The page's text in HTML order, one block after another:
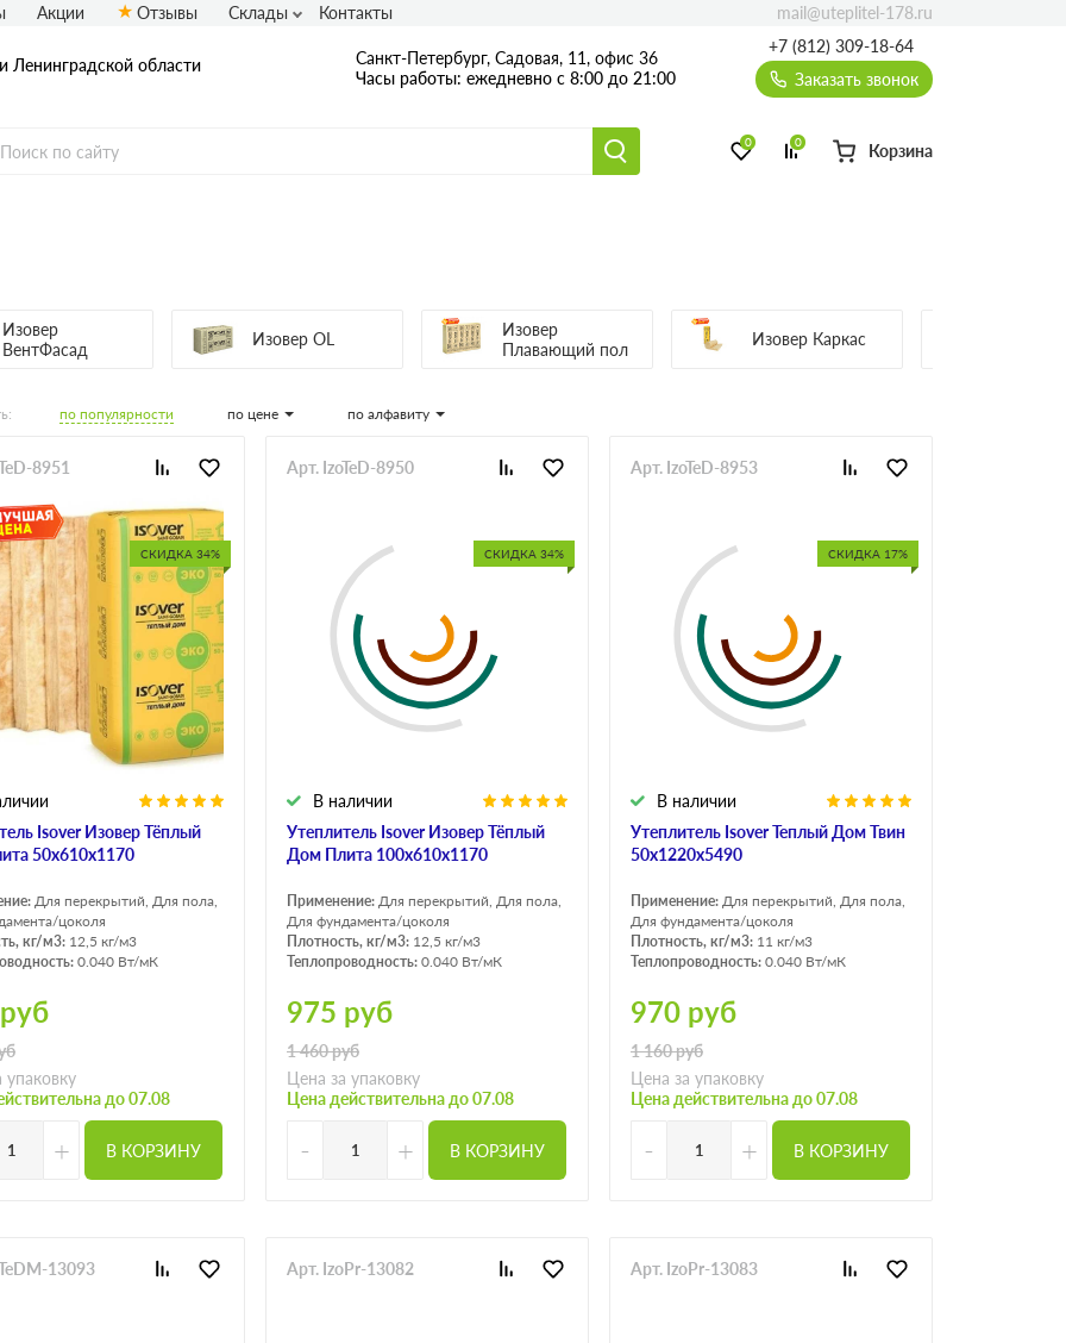
Ленинградской области
Санкт-Петербург, Садовая, 11, офис 36
Часы работы: ежедневно с 8:00 до 21:00
+7 (812) 309-18-64
Заказать звонок
0 0 Корзина
Акции Отзывы Склады Контакты mail@uteplitel-178.ru
Изовер
ВентФасад
Изовер OL
Изовер
Плавающий пол
Изовер Каркас
по популярности по цене по алфавиту
СКИДКА 34%
Isover Изовер Тёплый
50х610х1170
8951
Для перекрытий, Для пола,
цоколя
кг/м3: 12,5 кг/м3
0.040 Вт/мК
руб
упаковку
до 07.08
+ В КОРЗИНУ
СКИДКА 34%
Утеплитель Isover Изовер Тёплый
Дом Плита 100х610х1170
В наличии
Арт. IzoTeD-8950
Применение: Для перекрытий, Для пола,
Для фундамента/цоколя
Плотность, кг/м3: 12,5 кг/м3
Теплопроводность: 0.040 Вт/мК
975 руб
1 460руб
Цена за упаковку
Цена действительна до 07.08
- + В КОРЗИНУ
СКИДКА 17%
Утеплитель Isover Теплый Дом Твин
50х1220х5490
В наличии
Арт. IzoTeD-8953
Применение: Для перекрытий, Для пола,
Для фундамента/цоколя
Плотность, кг/м3: 11 кг/м3
Теплопроводность: 0.040 Вт/мК
970 руб
1 160руб
Цена за упаковку
Цена действительна до 07.08
- + В КОРЗИНУ
13093 Арт. IzoPr-13082 Арт. IzoPr-13083